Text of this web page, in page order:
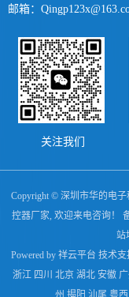
邮箱：
关注我们
Copyright © 深圳市华的电
控器厂家 , 欢迎来电咨询！
站
Powered by 祥云平台 技术支
浙江 四川 北京 湖北 安徽
州 揭阳 汕尾 粤西